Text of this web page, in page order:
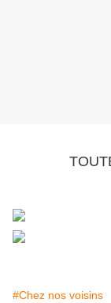
#Chez nos voisins